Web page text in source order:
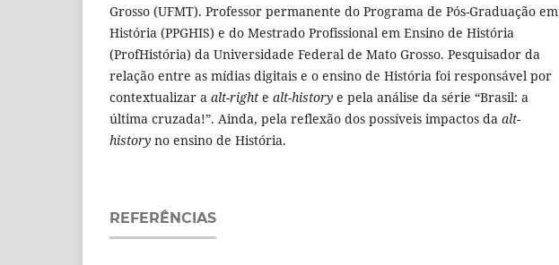
Grosso (UFMT). Professor permanente do Programa de Pós-Graduação em
História (PPGHIS) e do Mestrado Profissional em Ensino de História
(ProfHistória) da Universidade Federal de Mato Grosso. Pesquisador da
relação entre as mídias digitais e o ensino de História foi responsável por
contextualizar a alt-right e alt-history e pela análise da série “Brasil: a
última cruzada!”. Ainda, pela reflexão dos possíveis impactos da alt-
history no ensino de História.
REFERÊNCIAS